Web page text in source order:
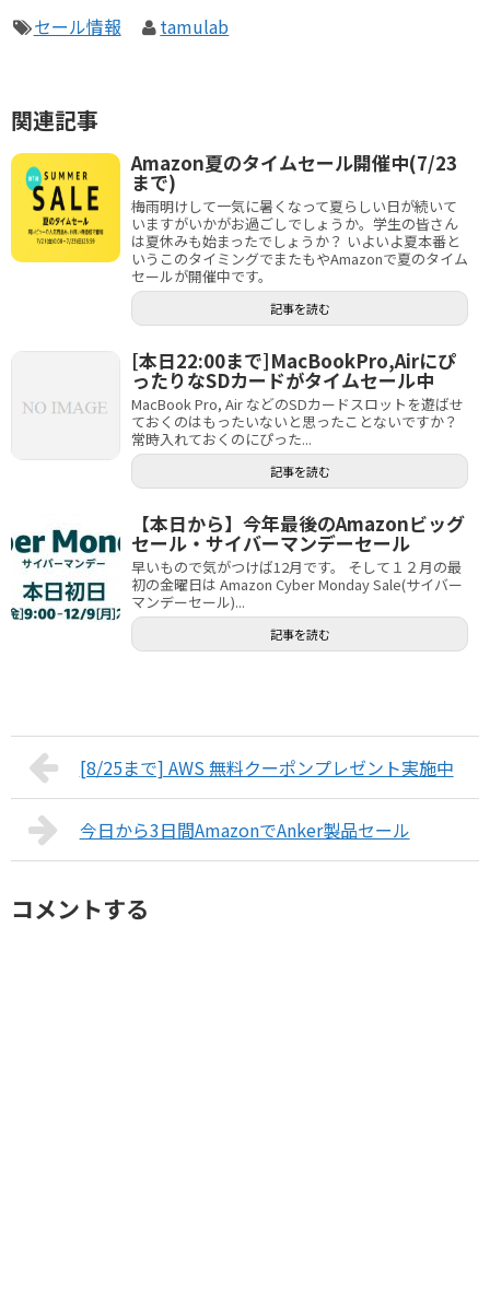
セール情報 tamulab
関連記事
Amazon夏のタイムセール開催中(7/23
まで)
梅雨明けして一気に暑くなって夏らしい日が続いて
いますがいかがお過ごしでしょうか。学生の皆さん
は夏休みも始まったでしょうか？ いよいよ夏本番と
いうこのタイミングでまたもやAmazonで夏のタイム
セールが開催中です。
記事を読む
[本日22:00まで]MacBookPro,Airにぴ
ったりなSDカードがタイムセール中
MacBook Pro, Air などのSDカードスロットを遊ばせ
ておくのはもったいないと思ったことないですか？
常時入れておくのにぴった...
記事を読む
【本日から】今年最後のAmazonビッグ
セール・サイバーマンデーセール
早いもので気がつけば12月です。 そして１２月の最
初の金曜日は Amazon Cyber Monday Sale(サイバー
マンデーセール)...
記事を読む
[8/25まで] AWS 無料クーポンプレゼント実施中
今日から3日間AmazonでAnker製品セール
コメントする